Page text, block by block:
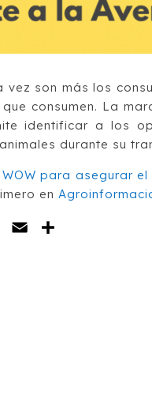
vez son más los
consumen. La
identificar a los
durante su
WOW para asegurar
en
WhatsApp
Email